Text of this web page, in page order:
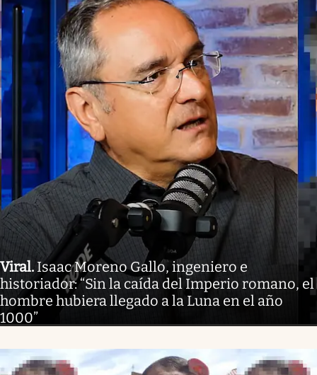
Viral. Isaac Moreno Gallo, ingeniero e
historiador: “Sin la caída del Imperio romano, el
hombre hubiera llegado a la Luna en el año
1000”